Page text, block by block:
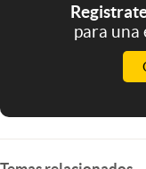
para una